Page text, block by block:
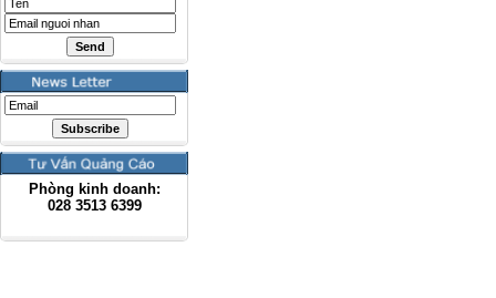
Phòng kinh doanh:
028 3513 6399